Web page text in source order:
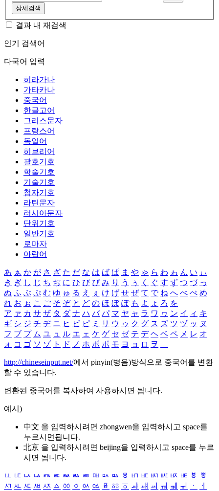
상세검색
결과 내 재검색
인기 검색어
다국어 입력
히라가나
가타카나
중국어
한글고어
그리스문자
프랑스어
독일어
히브리어
괄호기호
학술기호
기술기호
첨자기호
라틴문자
러시아문자
단위기호
일반기호
로마자
아랍어
あ ぁ か が さ ざ た だ な は ば ぱ ま や ゃ ら わ ゎ ん い ぃ
き ぎ し じ ち ぢ に ひ び ぴ み り う ぅ く ぐ す ず つ づ っ
ぬ ふ ぶ ぷ む ゆ ゅ る え ぇ け げ せ ぜ て で ね へ べ ぺ め
れ お ぉ こ ご そ ぞ と ど の ほ ぼ ぽ も よ ょ ろ を
ア ァ カ サ ザ タ ダ ナ ハ バ パ マ ヤ ャ ラ ワ ヮ ン イ ィ キ
ギ シ ジ チ ヂ ニ ヒ ビ ピ ミ リ ウ ゥ ク グ ス ズ ツ ヅ ッ ヌ
フ ブ プ ム ユ ュ ル エ ェ ケ ゲ セ ゼ テ デ ヘ ベ ペ メ レ オ
ォ コ ゴ ソ ゾ ト ド ノ ホ ボ ポ モ ヨ ョ ロ ヲ ―
http://chineseinput.net/에서 pinyin(병음)방식으로 중국어를 변환
할 수 있습니다.
변환된 중국어를 복사하여 사용하시면 됩니다.
예시)
中文 을 입력하시려면 zhongwen을 입력하시고 space를
누르시면됩니다.
北京 을 입력하시려면 beijing을 입력하시고 space를 누르
시면 됩니다.
ㅥ ㅦ ㅧ ㅨ ㅩ ㅪ ㅫ ㅬ ㅭ ㅮ ㅯ ㅰ ㅱ ㅲ ㅳ ㅴ ㅵ ㅶ ㅷ ㅸ
ㅹ
ㅺ ㅻ ㅼ ㅽ ㅾ ㅿ ㆀ ㆁ ㆂ ㆃ ㆄ ㆅ ㆆ ㆇ ㆈ ㆉ ㆊ ㆋ ㆌ ㆍ
ㆎ